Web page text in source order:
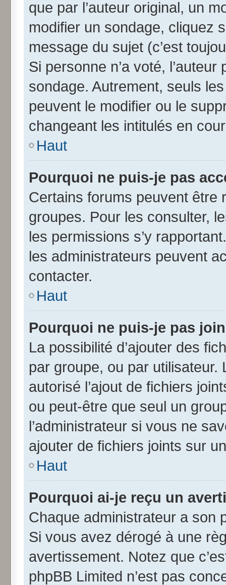
que par l’auteur original, un
modifier un sondage, cliquez
message du sujet (c’est
Si personne n’a voté,
sondage. Autrement, seuls
peuvent le modifier ou le
changeant les intitulés en
Haut
Pourquoi ne puis-je pas
Certains forums peuvent être
groupes. Pour les consulter,
les permissions s’y
les administrateurs peuvent
contacter.
Haut
Pourquoi ne puis-je pas
La possibilité d’ajouter des
par groupe, ou par utilisateur.
autorisé l’ajout de fichiers
ou peut-être que seul un
l’administrateur si vous ne
ajouter de fichiers joints sur
Haut
Pourquoi ai-je reçu un
Chaque administrateur a son
Si vous avez dérogé à une
avertissement. Notez que
phpBB Limited n’est pas